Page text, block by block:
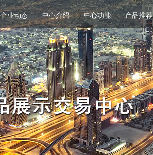
企业动态 中心介绍 中心功能 产品推荐